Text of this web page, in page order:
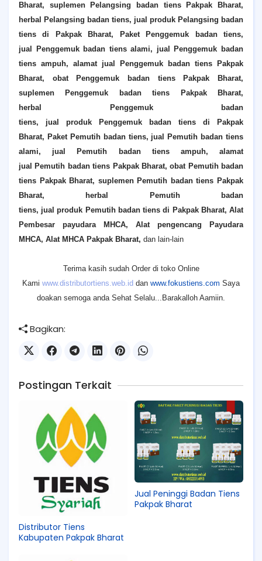
Bharat, suplemen Pelangsing badan tiens Pakpak Bharat,
herbal Pelangsing badan tiens, jual produk Pelangsing badan
tiens di
Pakpak Bharat,
Paket Penggemuk badan tiens,
jual
Penggemukbadan tiens alami, jual Penggemuk badan
tiens ampuh, alamat jual
Penggemuk badan tiens
Pakpak
Bharat, obat Penggemuk badan tiens Pakpak Bharat,
suplemen
Penggemuk badan tiens Pakpak Bharat,
herbal
Penggemukbadan
tiens, jual produk
Penggemuk badan tiens di
Pakpak
Bharat, Paket Pemutih badan tiens, jual Pemutih badan tiens
alami, jual
Pemutih badan tiens ampuh, alamat
jual Pemutih badan tiens Pakpak Bharat, obat Pemutihbadan
tiens Pakpak Bharat, suplemen Pemutih badan tiens Pakpak
Bharat, herbal Pemutihbadan
tiens, jual produk Pemutihbadan tiens di Pakpak Bharat, Alat
Pembesar payudara MHCA, Alat pengencang Payudara
MHCA, Alat MHCA Pakpak Bharat, dan lain-lain
Terima kasih sudah Order di toko Online
Kami www.distributortiens.web.id dan www.fokustiens.com Saya
doakan semoga anda Sehat Selalu...Barakalloh Aamiin.
Bagikan:
Postingan Terkait
Distributor Tiens
Kabupaten Pakpak Bharat
Jual Peninggi Badan Tiens
Pakpak Bharat